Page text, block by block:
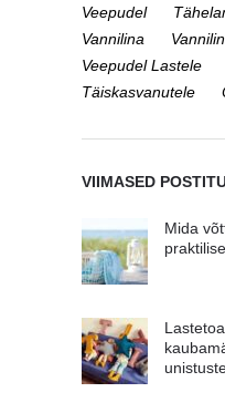
Veepudel
Vannilina
Veepudel Lastele
Täiskasvanutele
VIIMASED
Mida